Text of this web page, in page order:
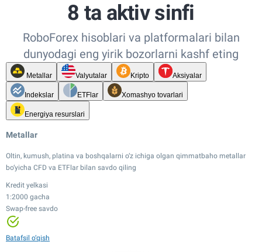
8 ta aktiv sinfi
RoboForex hisoblari va platformalari bilan
dunyodagi eng yirik bozorlarni kashf eting
Metallar Valyutalar Kripto Aksiyalar
Indekslar ETFlar Xomashyo tovarlari
Energiya resurslari
Metallar
Oltin, kumush, platina va boshqalarni o‘z ichiga olgan qimmatbaho metallar
bo‘yicha CFD va ETFlar bilan savdo qiling
Kredit yelkasi
1:2000 gacha
Swap-free savdo
Batafsil o‘qish
Kredit yelkasi
Kredit yelkasi
Kredit yelkasi
Kredit yelkasi
Kredit yelkasi
Kredit yelkasi
Tor spredlar